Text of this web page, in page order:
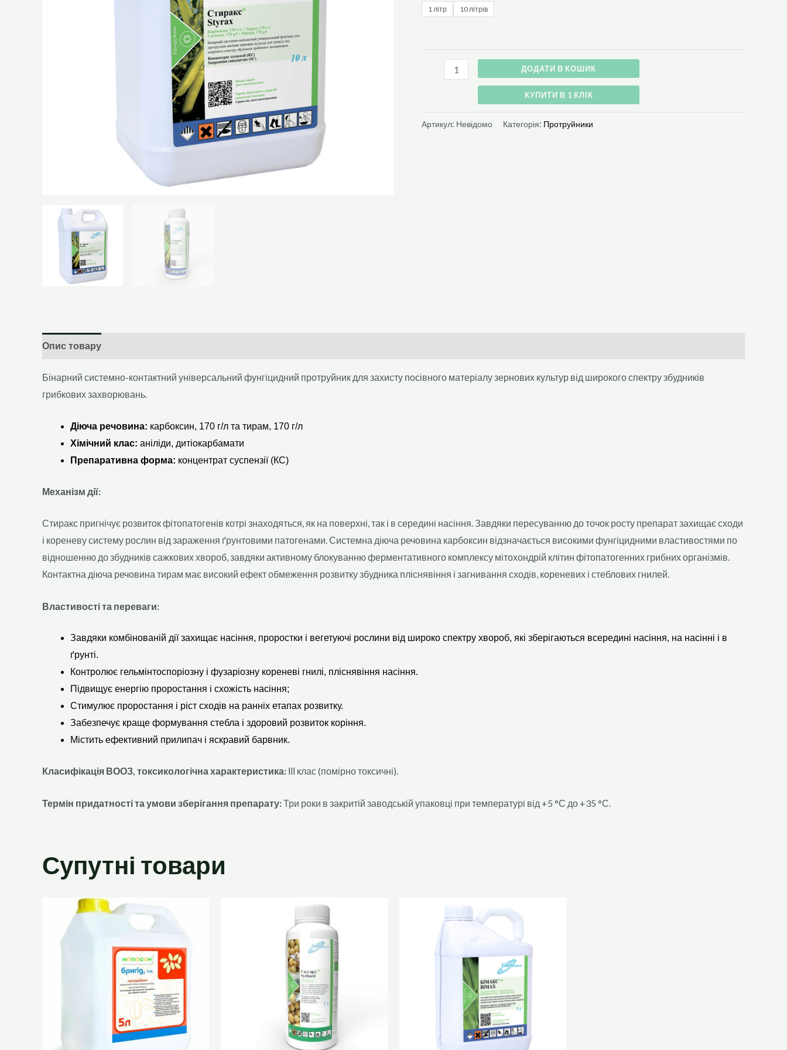
1 літр 10 літрів
ДОДАТИ В КОШИК
КУПИТИ В 1 КЛІК
Артикул: Невідомо Категорія: Протруйники
Опис товару
Бінарний системно-контактний універсальний фунгіцидний протруйник для захисту посівного матеріалу зернових культур від широкого спектру збудників
грибкових захворювань.
Діюча речовина: карбоксин, 170 г/л та тирам, 170 г/л
Хімічний клас: аніліди, дитіокарбамати
Препаративна форма: концентрат суспензії (КС)
Механізм дії:
Стиракс пригнічує розвиток фітопатогенів котрі знаходяться, як на поверхні, так і в середині насіння. Завдяки пересуванню до точок росту препарат захищає сходи
і кореневу систему рослин від зараження ґрунтовими патогенами. Системна діюча речовина карбоксин відзначається високими фунгіцидними властивостями по
відношенню до збудників сажкових хвороб, завдяки активному блокуванню ферментативного комплексу мітохондрій клітин фітопатогенних грибних організмів.
Контактна діюча речовина тирам має високий ефект обмеження розвитку збудника пліснявіння і загнивання сходів, кореневих і стеблових гнилей.
Властивості та переваги:
Завдяки комбінованій дії захищає насіння, проростки і вегетуючі рослини від широко спектру хвороб, які зберігаються всередині насіння, на насінні і в
ґрунті.
Контролює гельмінтоспоріозну і фузаріозну кореневі гнилі, пліснявіння насіння.
Підвищує енергію проростання і схожість насіння;
Стимулює проростання і ріст сходів на ранніх етапах розвитку.
Забезпечує краще формування стебла і здоровий розвиток коріння.
Містить ефективний прилипач і яскравий барвник.
Класифікація ВООЗ, токсикологічна характеристика: ІІІ клас (помірно токсичні).
Термін придатності та умови зберігання препарату:Три роки в закритій заводській упаковці при температурі від +5 °С до +35 °С.
Супутні товари